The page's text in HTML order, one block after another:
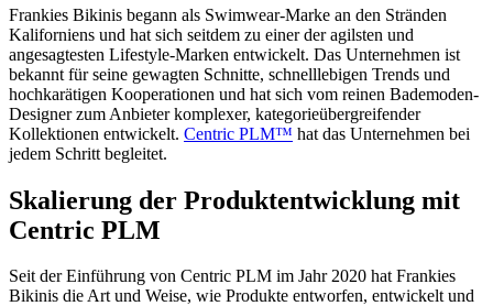
Frankies Bikinis begann als Swimwear-Marke an den Stränden
Kaliforniens und hat sich seitdem zu einer der agilsten und
angesagtesten Lifestyle-Marken entwickelt. Das Unternehmen ist
bekannt für seine gewagten Schnitte, schnelllebigen Trends und
hochkarätigen Kooperationen und hat sich vom reinen Bademoden-
Designer zum Anbieter komplexer, kategorieübergreifender
Kollektionen entwickelt. Centric PLM™ hat das Unternehmen bei
jedem Schritt begleitet.
Skalierung der Produktentwicklung mit
Centric PLM
Seit der Einführung von Centric PLM im Jahr 2020 hat Frankies
Bikinis die Art und Weise, wie Produkte entworfen, entwickelt und